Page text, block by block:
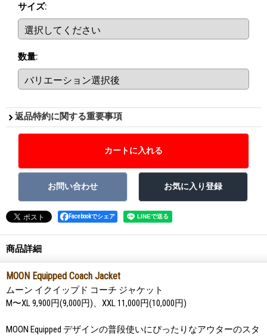
サイズ:
数量:
返品特約に関する重要事項
Facebookでシェア
商品詳細
MOON Equipped Coach Jacket
ムーン イクイップド コーチ ジャケット
M〜XL 9,900円(9,000円)、XXL 11,000円(10,000円)
MOON Equipped デザインの普段使いにぴったりなアウターのスタ